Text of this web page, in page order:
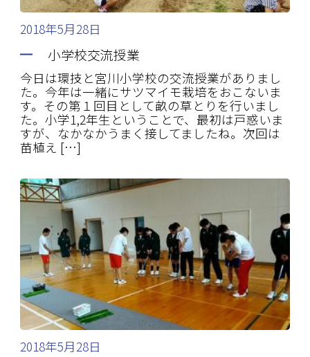
2018年5月28日
小学校交流授業
今日は環技と宮川小学校の交流授業がありまし
た。今年は一緒にサツマイモ栽培をおこないま
す。その第１回目として畝の草とりを行いまし
た。小学1,2年生ということで、最初は戸惑いま
すが、なかなかうまく接してましたね。次回は
苗植え […]
2018年5月28日